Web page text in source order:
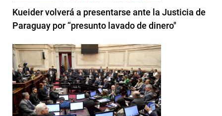
Kueider volverá a presentarse ante la Justicia de
Paraguay por “presunto lavado de dinero"